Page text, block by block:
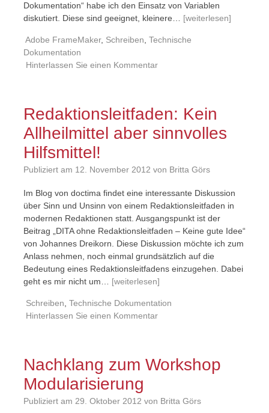
Dokumentation“ habe ich den Einsatz von Variablen
diskutiert. Diese sind geeignet, kleinere… [weiterlesen]
Adobe FrameMaker, Schreiben Technische
Dokumentation
Hinterlassen Sie einen Kommentar
Redaktionsleitfaden: Kein
Allheilmittel aber sinnvolles
Hilfsmittel!
Publiziert am 12. November 2012 von Britta Görs
Im Blog von doctima findet eine interessante Diskussion
über Sinn und Unsinn von einem Redaktionsleitfaden in
modernen Redaktionen statt. Ausgangspunkt ist der
Beitrag „DITA ohne Redaktionsleitfaden – Keine gute Idee“
von Johannes Dreikorn. Diese Diskussion möchte ich zum
Anlass nehmen, noch einmal grundsätzlich auf die
Bedeutung eines Redaktionsleitfadens einzugehen. Dabei
geht es mir nicht um… [weiterlesen]
Schreiben Technische Dokumentation
Hinterlassen Sie einen Kommentar
Nachklang zum Workshop
Modularisierung
Publiziert am 29. Oktober 2012 von Britta Görs